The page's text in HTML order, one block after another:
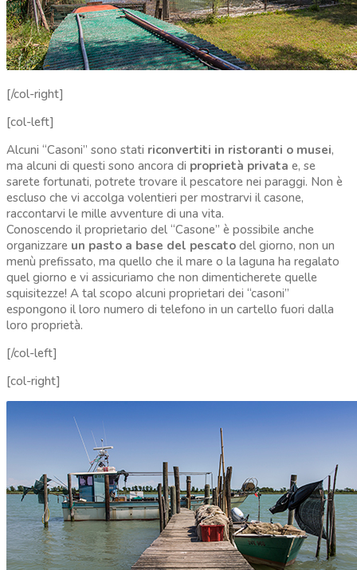
[/col-right]
[col-left]
Alcuni “Casoni” sono stati riconvertiti in ristoranti o musei,
ma alcuni di questi sono ancora di proprietà privata e, se
sarete fortunati, potrete trovare il pescatore nei paraggi. Non è
escluso che vi accolga volentieri per mostrarvi il casone,
raccontarvi le mille avventure di una vita.
Conoscendo il proprietario del “Casone” è possibile anche
organizzare un pasto a base del pescato del giorno, non un
menù prefissato, ma quello che il mare o la laguna ha regalato
quel giorno e vi assicuriamo che non dimenticherete quelle
squisitezze! A tal scopo alcuni proprietari dei “casoni”
espongono il loro numero di telefono in un cartello fuori dalla
loro proprietà.
[/col-left]
[col-right]